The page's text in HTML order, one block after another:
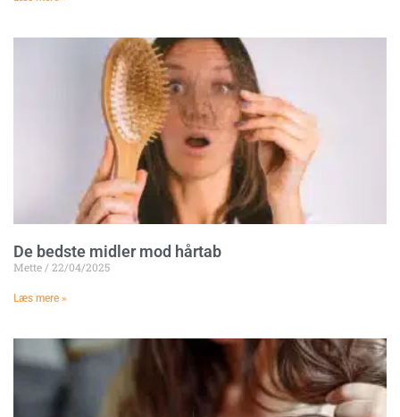
De bedste midler mod hårtab
Mette 22/04/2025
Læs mere »